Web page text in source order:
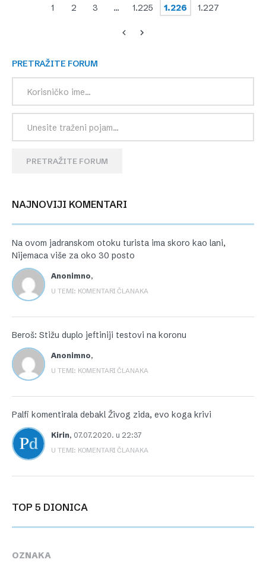
1 2 3 … 1.225 1.226 1.227
PRETRAŽITE FORUM
PRETRAŽITE FORUM
NAJNOVIJI KOMENTARI
Na ovom jadranskom otoku turista ima skoro kao lani,
Nijemaca više za oko 30 posto
Anonimno,
U TEMI: KOMENTARI ČLANAKA
Beroš: Stižu duplo jeftiniji testovi na koronu
Anonimno,
U TEMI: KOMENTARI ČLANAKA
Palfi komentirala debakl Živog zida, evo koga krivi
Kirin, 07.07.2020. u 22:37
U TEMI: KOMENTARI ČLANAKA
TOP 5 DIONICA
OZNAKA